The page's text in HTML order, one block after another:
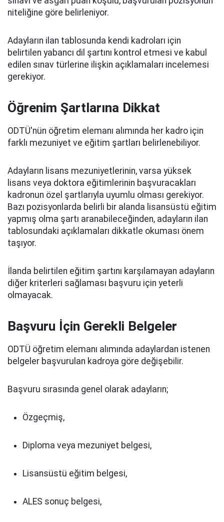
niteliğine göre belirleniyor.
Adayların ilan tablosunda kendi kadroları için
belirtilen yabancı dil şartını kontrol etmesi ve kabul
edilen sınav türlerine ilişkin açıklamaları incelemesi
gerekiyor.
Öğrenim Şartlarına Dikkat
ODTÜ'nün öğretim elemanı alımında her kadro için
farklı mezuniyet ve eğitim şartları belirlenebiliyor.
Adayların lisans mezuniyetlerinin, varsa yüksek
lisans veya doktora eğitimlerinin başvuracakları
kadronun özel şartlarıyla uyumlu olması gerekiyor.
Bazı pozisyonlarda belirli bir alanda lisansüstü eğitim
yapmış olma şartı aranabileceğinden, adayların ilan
tablosundaki açıklamaları dikkatle okuması önem
taşıyor.
İlanda belirtilen eğitim şartını karşılamayan adayların
diğer kriterleri sağlaması başvuru için yeterli
olmayacak.
Başvuru İçin Gerekli Belgeler
ODTÜ öğretim elemanı alımında adaylardan istenen
belgeler başvurulan kadroya göre değişebilir.
Başvuru sırasında genel olarak adayların;
Özgeçmiş,
Diploma veya mezuniyet belgesi,
Lisansüstü eğitim belgesi,
ALES sonuç belgesi,